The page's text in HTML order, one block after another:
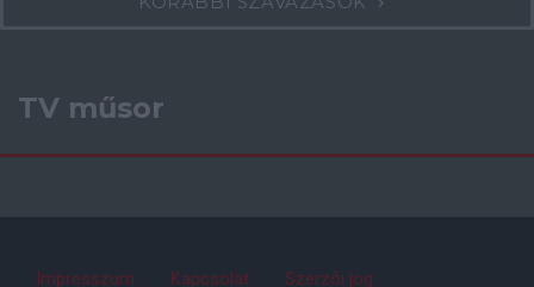
TV műsor
Impresszum Kapcsolat Szerzői jog